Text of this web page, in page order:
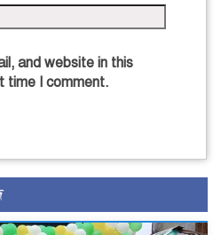
and website in this
time I comment.